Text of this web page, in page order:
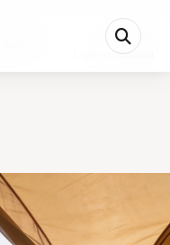
и с...
0%
1 мин оставащи